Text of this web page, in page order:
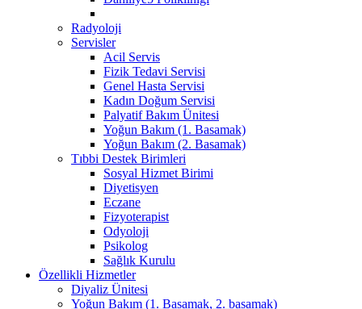
Radyoloji
Servisler
Acil Servis
Fizik Tedavi Servisi
Genel Hasta Servisi
Kadın Doğum Servisi
Palyatif Bakım Ünitesi
Yoğun Bakım (1. Basamak)
Yoğun Bakım (2. Basamak)
Tıbbi Destek Birimleri
Sosyal Hizmet Birimi
Diyetisyen
Eczane
Fizyoterapist
Odyoloji
Psikolog
Sağlık Kurulu
Özellikli Hizmetler
Diyaliz Ünitesi
Yoğun Bakım (1. Basamak, 2. basamak)